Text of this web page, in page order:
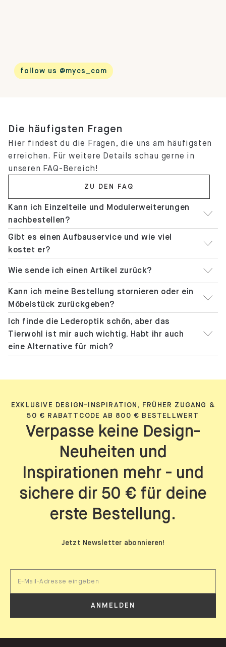
follow us @mycs_com
Die häufigsten Fragen
Hier findest du die Fragen, die uns am häufigsten
erreichen. Für weitere Details schau gerne in
unseren FAQ-Bereich!
ZU DEN FAQ
Kann ich Einzelteile und Modulerweiterungen
nachbestellen?
Gibt es einen Aufbauservice und wie viel
kostet er?
Wie sende ich einen Artikel zurück?
Kann ich meine Bestellung stornieren oder ein
Möbelstück zurückgeben?
Ich finde die Lederoptik schön, aber das
Tierwohl ist mir auch wichtig. Habt ihr auch
eine Alternative für mich?
EXKLUSIVE DESIGN-INSPIRATION, FRÜHER ZUGANG &
50 € RABATTCODE AB 800 € BESTELLWERT
Verpasse keine Design-
Neuheiten und
Inspirationen mehr - und
sichere dir 50 € für deine
erste Bestellung.
Jetzt Newsletter abonnieren!
ANMELDEN